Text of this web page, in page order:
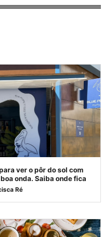
ver o pôr do sol com
onda. Saiba onde fica
Ré